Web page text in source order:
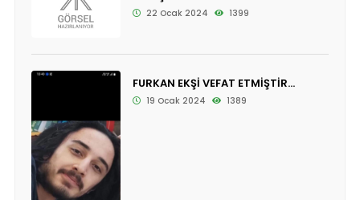
22 Ocak 2024 1399
FURKAN EKŞİ VEFAT ETMİŞTİR...
19 Ocak 2024 1389